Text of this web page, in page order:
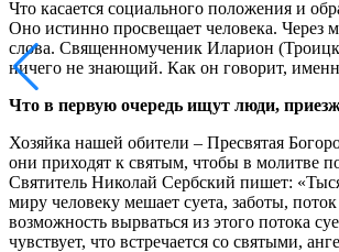
Что касается социального положения и
Оно истинно просвещает человека. Через
слова. Священномученик Иларион
ничего не знающий. Как он говорит,
Что в первую очередь ищут люди,
Хозяйка нашей обители – Пресвятая
они приходят к святым, чтобы в молитве
Святитель Николай Сербский пишет:
миру человеку мешает суета, заботы,
возможность вырваться из этого потока
чувствует, что встречается со святыми,